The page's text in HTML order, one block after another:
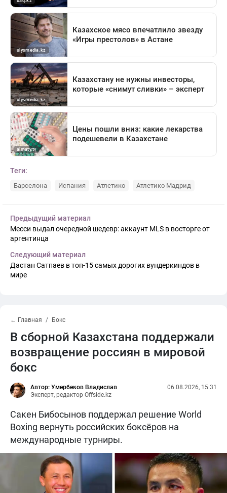
Теги:
Барселона Испания Атлетико Атлетико Мадрид
Предыдущий материал
Месси выдал очередной шедевр: аккаунт MLS в восторге от
аргентинца
Следующий материал
Дастан Сатпаев в топ-15 самых дорогих вундеркиндов в
мире
← Главная Бокс
В сборной Казахстана поддержали
возвращение россиян в мировой
бокс
Автор: Умербеков Владислав
Эксперт, редактор Offside.kz
06.08.2026, 15:31
Сакен Бибосынов поддержал решение World
Boxing вернуть российских боксёров на
международные турниры.